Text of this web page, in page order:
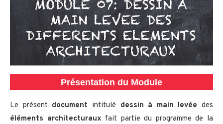
Présentation du Module
Le présent document intitulé dessin à main levée des
éléments architecturaux fait partie du programme de la